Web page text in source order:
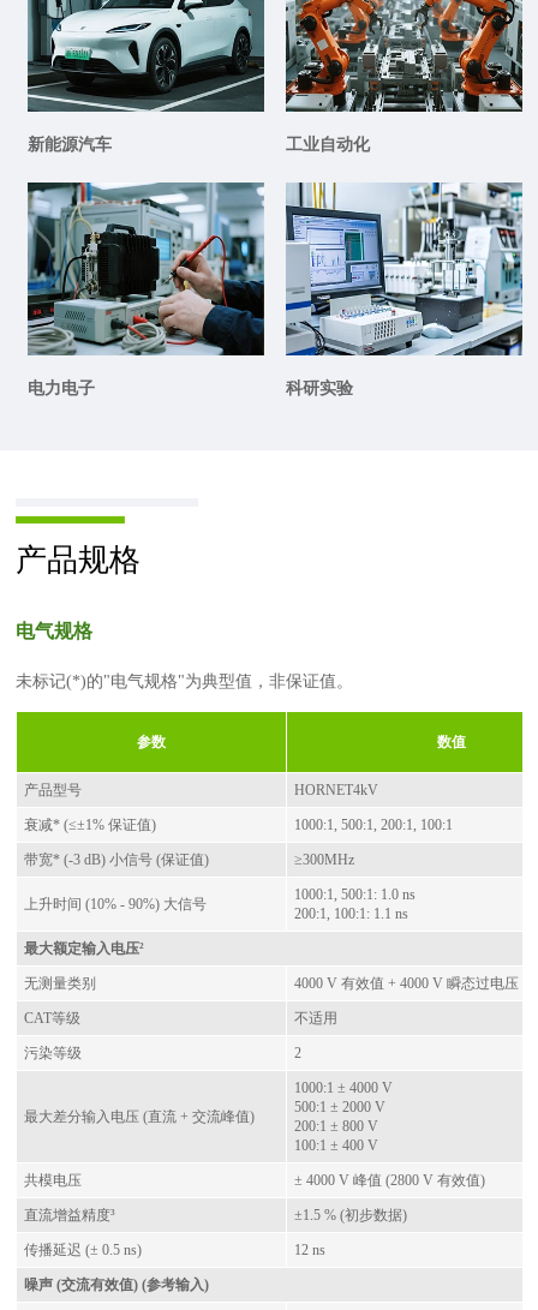
新能源汽车 工业自动化
电力电子 科研实验
产品规格
电气规格
未标记(*)的"电气规格"为典型值，非保证值。
参数 数值
产品型号 HORNET4kV
衰减* (≤±1% 保证值) 1000:1, 500:1, 200:1, 100:1
带宽* (-3 dB) 小信号 (保证值) ≥300MHz
上升时间 (10% - 90%) 大信号
1000:1, 500:1: 1.0 ns
200:1, 100:1: 1.1 ns
最大额定输入电压²
无测量类别 4000 V 有效值 + 4000 V 瞬态过电压
CAT等级 不适用
污染等级 2
最大差分输入电压 (直流 + 交流峰值)
1000:1 ± 4000 V
500:1 ± 2000 V
200:1 ± 800 V
100:1 ± 400 V
共模电压 ± 4000 V 峰值 (2800 V 有效值)
直流增益精度³ ±1.5 % (初步数据)
传播延迟 (± 0.5 ns) 12 ns
噪声 (交流有效值) (参考输入)